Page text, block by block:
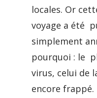
locales. Or
voyage a été
simplement
pourquoi : le
virus, celui de
encore